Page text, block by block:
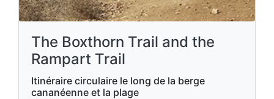
The Boxthorn Trail and the
Rampart Trail
Itinéraire circulaire le long de la berge
cananéenne et la plage